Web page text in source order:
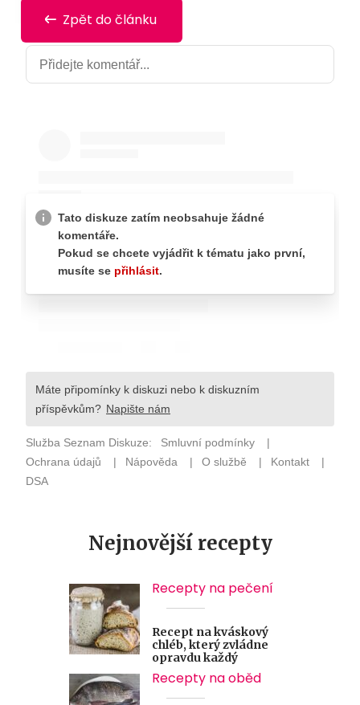
Zpět do článku
Nejnovější recepty
Recepty na pečení
Recept na kváskový
chléb, který zvládne
opravdu každý
Recepty na oběd